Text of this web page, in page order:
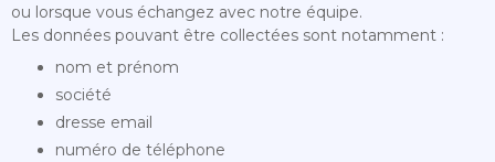
ou lorsque vous échangez avec notre équipe.
Les données pouvant être collectées sont notamment :
nom et prénom
société
dresse email
numéro de téléphone